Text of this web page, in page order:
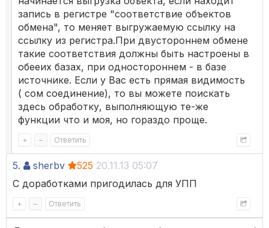
запись в регистре "соответствие объектов
обмена", то меняет выгружаемую ссылку на
ссылку из регистра.При двустороннем обмене
такие соответствия должны быть настроены в
обееих базах, при одностороннем - в базе
источнике. Если у Вас есть прямая видимость
( сом соединение), то вы можете поискать
здесь обработку, выполняющую те-же
функции что и моя, но гораздо проще.
+ – Ответить
5. sherbv 525 20.11.13 05:07
С доработками пригодилась для УПП
+ – Ответить